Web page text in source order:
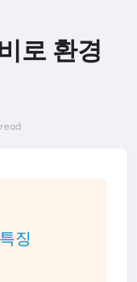
로 환경
징